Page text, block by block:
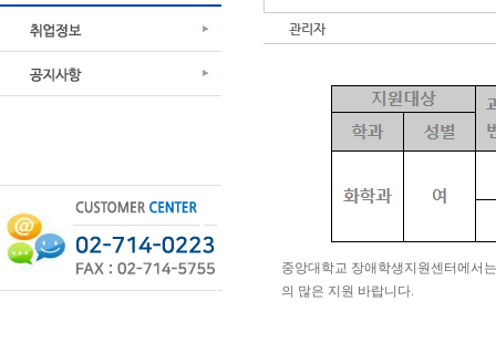
관리자
중앙대학교 장애학생지원센터에서
의 많은 지원 바랍니다.